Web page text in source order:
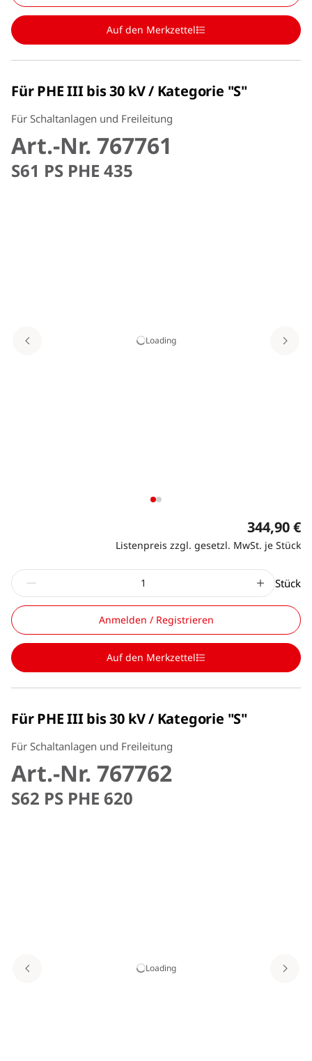
Auf den Merkzettel
Für PHE III bis 30 kV / Kategorie "S"
Für Schaltanlagen und Freileitung
Art.-Nr. 767761
S61 PS PHE 435
Loading
344,90 €
Listenpreis zzgl. gesetzl. MwSt. je Stück
Stück
Anmelden / Registrieren
Auf den Merkzettel
Für PHE III bis 30 kV / Kategorie "S"
Für Schaltanlagen und Freileitung
Art.-Nr. 767762
S62 PS PHE 620
Loading